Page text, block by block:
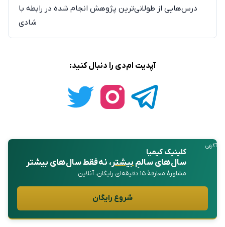
درس‌هایی از طولانی‌ترین پژوهش انجام شده در رابطه با
شادی
آپدیت ام‌دی را دنبال کنید:
آگهی
کلینیک کیمیا
سال‌های سالمِبیشتر، نه فقط سال‌های بیشتر
مشاورهٔ معارفهٔ ۱۵ دقیقه‌ای رایگان، آنلاین
شروع رایگان